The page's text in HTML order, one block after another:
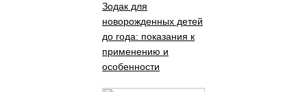
Зодак для
новорожденных детей
до года: показания к
применению и
особенности